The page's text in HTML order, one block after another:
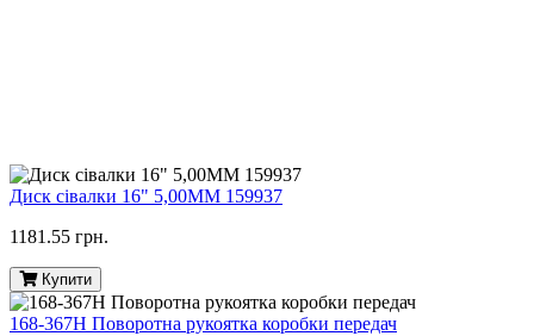
Диск сівалки 16" 5,00ММ 159937
1181.55 грн.
Купити
168-367H Поворотна рукоятка коробки передач